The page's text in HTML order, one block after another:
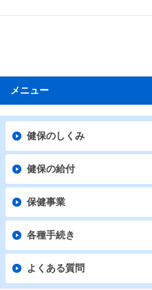
メニュー
健保のしくみ
健保の給付
保健事業
各種手続き
よくある質問